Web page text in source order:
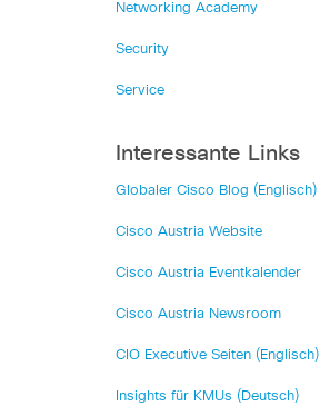
Networking Academy
Security
Service
Interessante Links
Globaler Cisco Blog (Englisch)
Cisco Austria Website
Cisco Austria Eventkalender
Cisco Austria Newsroom
CIO Executive Seiten (Englisch)
Insights für KMUs (Deutsch)